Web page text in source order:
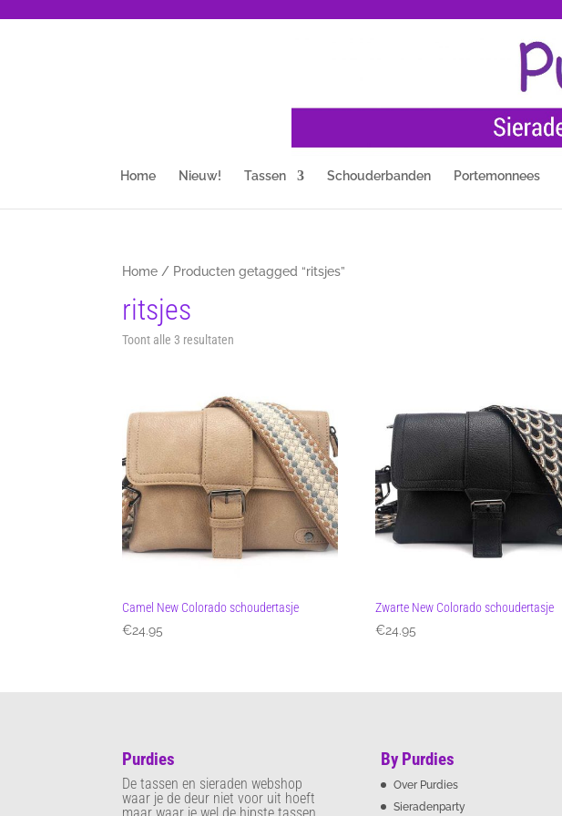
Home Nieuw! Tassen Schouderbanden Portemonnees
Home / Producten getagged “ritsjes”
ritsjes
Toont alle 3 resultaten
Camel New Colorado schoudertasje
€24.95
Zwarte New Colorado schoudertasje
€24.95
Purdies
De tassen en sieraden webshop
waar je de deur niet voor uit hoeft
By Purdies
Over Purdies
Sieradenparty